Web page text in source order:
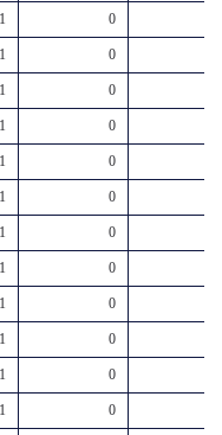
0
0
0
0
0
0
0
0
0
0
0
0